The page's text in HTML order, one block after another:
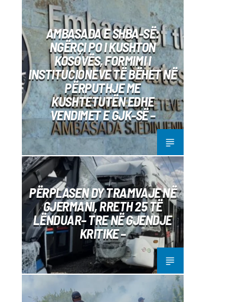
AMBASADA E SHBA-SË:
NGËRÇI PO I KUSHTON
KOSOVËS, FORMIMI I
INSTITUCIONEVE TË BËHET NË
PËRPUTHJE ME
KUSHTETUTËN EDHE
VENDIMET E GJK-SË –
PËRPLASEN DY TRAMVAJE NË
GJERMANI, RRETH 25 TË
LËNDUAR– TRE NË GJENDJE
KRITIKE –